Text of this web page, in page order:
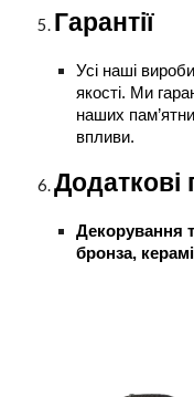
Гарантії
Усі наші
якості. Ми
наших
впливи.
Додаткові
Декорування
бронза,